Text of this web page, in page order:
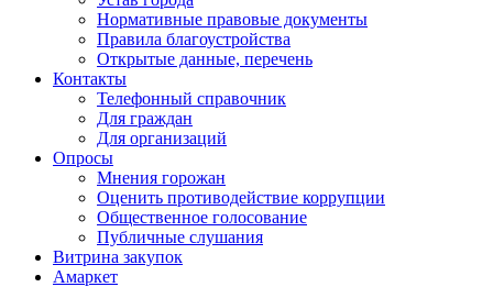
Нормативные правовые документы
Правила благоустройства
Открытые данные, перечень
Контакты
Телефонный справочник
Для граждан
Для организаций
Опросы
Мнения горожан
Оценить противодействие коррупции
Общественное голосование
Публичные слушания
Витрина закупок
Амаркет